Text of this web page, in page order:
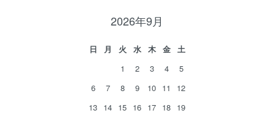
2026年9月
日 月 火 水 木 金
土
1
2 3 4
5
6
7 8 9 10 11
12
13 14 15 16 17 18 19